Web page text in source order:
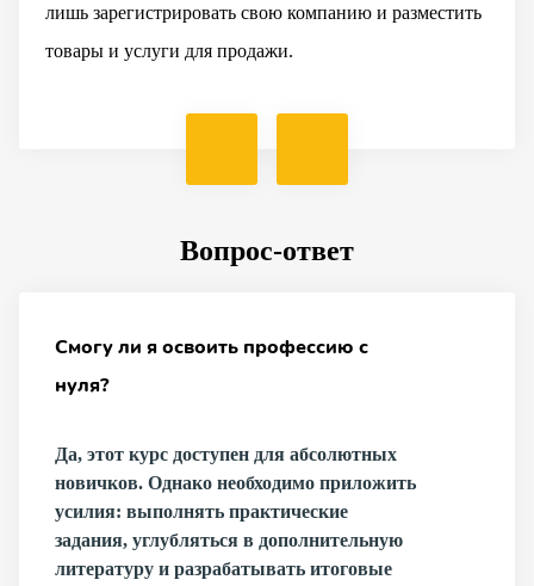
лишь зарегистрировать свою компанию и разместить
товары и услуги для продажи.
Вопрос-ответ
Смогу ли я освоить профессию с
нуля?
Да, этот курс доступен для абсолютных
новичков. Однако необходимо приложить
усилия: выполнять практические
задания, углубляться в дополнительную
литературу и разрабатывать итоговые